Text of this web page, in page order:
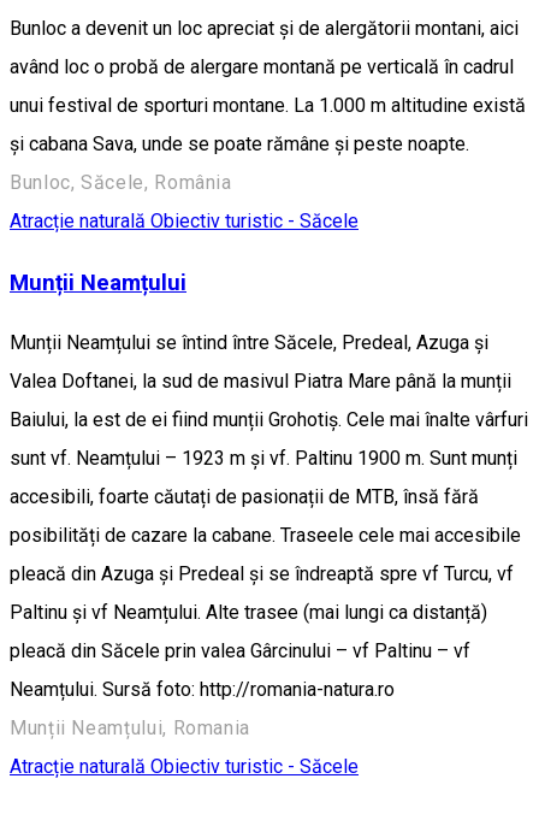
Bunloc a devenit un loc apreciat și de alergătorii montani, aici
având loc o probă de alergare montană pe verticală în cadrul
unui festival de sporturi montane. La 1.000 m altitudine există
și cabana Sava, unde se poate rămâne și peste noapte.
Bunloc, Săcele, România
Atracție naturală Obiectiv turistic - Săcele
Munții Neamțului
Munții Neamțului se întind între Săcele, Predeal, Azuga și
Valea Doftanei, la sud de masivul Piatra Mare până la munții
Baiului, la est de ei fiind munții Grohotiș. Cele mai înalte vârfuri
sunt vf. Neamțului – 1923 m și vf. Paltinu 1900 m. Sunt munți
accesibili, foarte căutați de pasionații de MTB, însă fără
posibilități de cazare la cabane. Traseele cele mai accesibile
pleacă din Azuga și Predeal și se îndreaptă spre vf Turcu, vf
Paltinu și vf Neamțului. Alte trasee (mai lungi ca distanță)
pleacă din Săcele prin valea Gârcinului – vf Paltinu – vf
Neamțului. Sursă foto: http://romania-natura.ro
Munții Neamțului, Romania
Atracție naturală Obiectiv turistic - Săcele